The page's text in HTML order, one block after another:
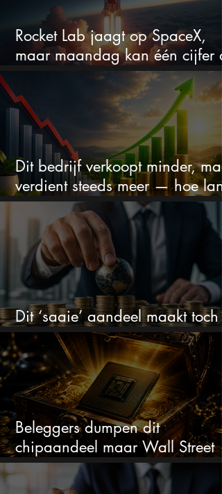
Rocket Lab jaagt op SpaceX,
maar maandag kan één cijfer
droom doorprikken?
Dit bedrijf verkoopt minder,
verdient steeds meer — hoe
kan dit sprookje doorgaan?
Dit ‘saaie’ aandeel maakt toch
bizar veel winst
Beleggers dumpen dit
chipaandeel maar Wall Street
ziet een zeldzame koopkans